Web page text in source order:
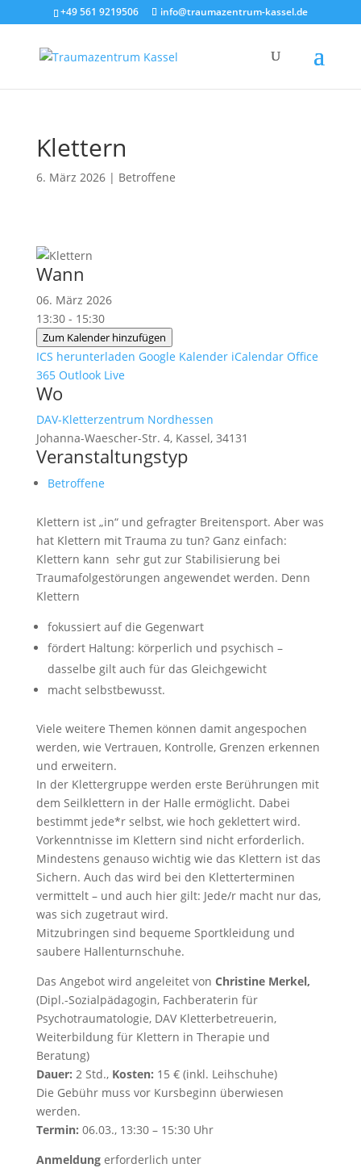
+49 561 9219506 info@traumazentrum-kassel.de
Klettern
6. März 2026| Betroffene
Wann
06. März 2026
13:30 - 15:30
Zum Kalender hinzufügen
ICS herunterladen Google Kalender iCalendar Office
365 Outlook Live
Wo
DAV-Kletterzentrum Nordhessen
Johanna-Waescher-Str. 4, Kassel, 34131
Veranstaltungstyp
Betroffene
Klettern ist „in“ und gefragter Breitensport. Aber was
hat Klettern mit Trauma zu tun? Ganz einfach:
Klettern kann sehr gut zur Stabilisierung bei
Traumafolgestörungen angewendet werden. Denn
Klettern
fokussiert auf die Gegenwart
fördert Haltung: körperlich und psychisch –
dasselbe gilt auch für das Gleichgewicht
macht selbstbewusst.
Viele weitere Themen können damit angespochen
werden, wie Vertrauen, Kontrolle, Grenzen erkennen
und erweitern.
In der Klettergruppe werden erste Berührungen mit
dem Seilklettern in der Halle ermöglicht. Dabei
bestimmt jede*r selbst, wie hoch geklettert wird.
Vorkenntnisse im Klettern sind nicht erforderlich.
Mindestens genauso wichtig wie das Klettern ist das
Sichern. Auch das wird bei den Kletterterminen
vermittelt – und auch hier gilt: Jede/r macht nur das,
was sich zugetraut wird.
Mitzubringen sind bequeme Sportkleidung und
saubere Hallenturnschuhe.
Das Angebot wird angeleitet von Christine Merkel,
(Dipl.-Sozialpädagogin, Fachberaterin für
Psychotraumatologie, DAV Kletterbetreuerin,
Weiterbildung für Klettern in Therapie und
Beratung)
Dauer: 2 Std., Kosten: 15 € (inkl. Leihschuhe)
Die Gebühr muss vor Kursbeginn überwiesen
werden.
Termin: 06.03., 13:30 – 15:30 Uhr
Anmeldung erforderlich unter